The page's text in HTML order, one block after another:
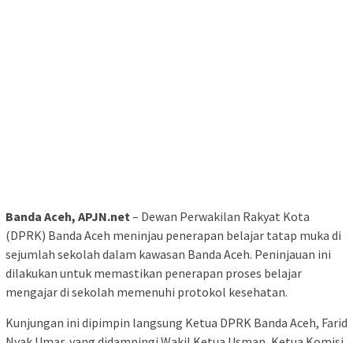
Banda Aceh, APJN.net– Dewan Perwakilan Rakyat Kota
(DPRK) Banda Aceh meninjau penerapan belajar tatap muka di
sejumlah sekolah dalam kawasan Banda Aceh. Peninjauan ini
dilakukan untuk memastikan penerapan proses belajar
mengajar di sekolah memenuhi protokol kesehatan.
Kunjungan ini dipimpin langsung Ketua DPRK Banda Aceh, Farid